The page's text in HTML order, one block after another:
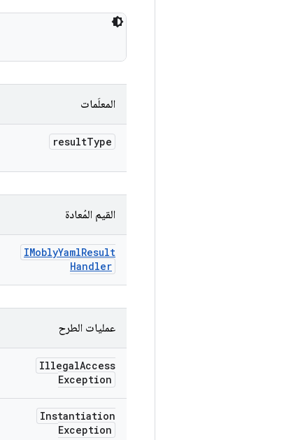
المعلَمات
resultType
القيم المُعادة
IMoblyYamlResult
Handler
عمليات الطرح
IllegalAccess
Exception
Instantiation
Exception